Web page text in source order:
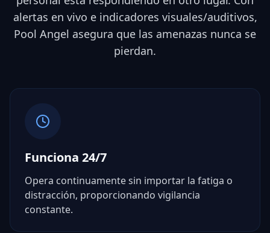
alertas en vivo e indicadores visuales/auditivos,
Pool Angel asegura que las amenazas nunca se
pierdan.
Funciona 24/7
Opera continuamente sin importar la fatiga o
distracción, proporcionando vigilancia
constante.